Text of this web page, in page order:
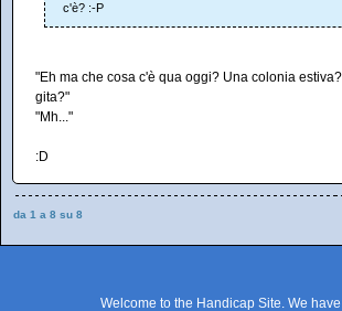
c'è? :-P
"Eh ma che cosa c'è qua oggi? Una colonia
gita?"
"Mh..."
:D
da 1 a 8 su 8
Welcome to the Handicap Site. We have